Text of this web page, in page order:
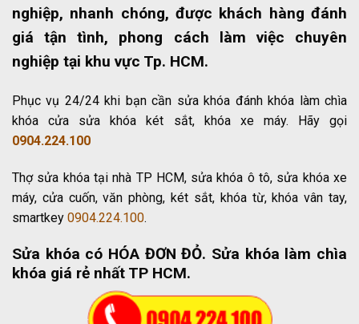
nghiệp, nhanh chóng, được khách hàng đánh
giá tận tình, phong cách làm việc chuyên
nghiệp tại khu vực Tp. HCM.
Phục vụ 24/24 khi bạn cần sửa khóa đánh khóa làm chìa
khóa cửa sửa khóa két sắt, khóa xe máy. Hãy gọi
0904.224.100
Thợ sửa khóa tại nhà TP HCM, sửa khóa ô tô, sửa khóa xe
máy, cửa cuốn, văn phòng, két sắt, khóa từ, khóa vân tay,
smartkey 0904.224.100.
Sửa khóa có HÓA ĐƠN ĐỎ. Sửa khóa làm chìa
khóa giá rẻ nhất TP HCM.